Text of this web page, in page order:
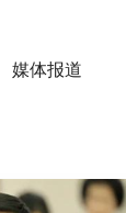
媒体报道